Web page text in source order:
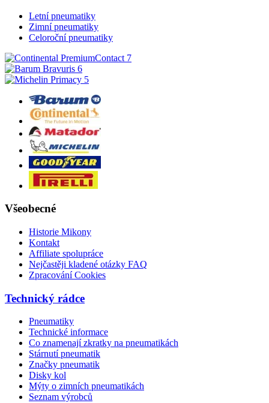
Letní pneumatiky
Zimní pneumatiky
Celoroční pneumatiky
Všeobecné
Historie Mikony
Kontakt
Affiliate spolupráce
Nejčastěji kladené otázky FAQ
Zpracování Cookies
Technický rádce
Pneumatiky
Technické informace
Co znamenají zkratky na pneumatikách
Stárnutí pneumatik
Značky pneumatik
Disky kol
Mýty o zimních pneumatikách
Seznam výrobců